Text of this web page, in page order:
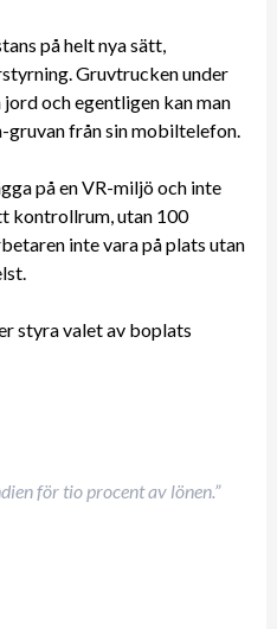
på helt nya sätt,
Gruvtrucken under
och egentligen kan man
från sin mobiltelefon.
på en VR-miljö och inte
kontrollrum, utan 100
inte vara på plats utan
styra valet av boplats
för tio procent av lönen.”